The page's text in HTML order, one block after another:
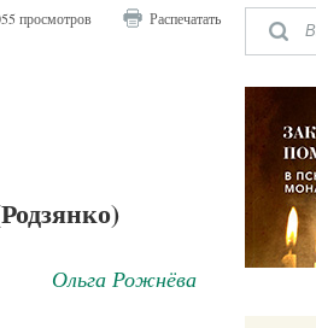
просмотров Распечатать
Ольга Рожнёва